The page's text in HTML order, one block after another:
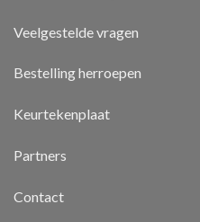
Veelgestelde vragen
Bestelling herroepen
Keurtekenplaat
Partners
Contact